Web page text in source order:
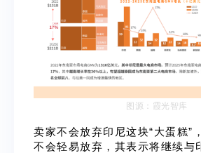
图源：霞光智库
卖家不会放弃印尼这块“大蛋糕”
不会轻易放弃，其表示将继续与